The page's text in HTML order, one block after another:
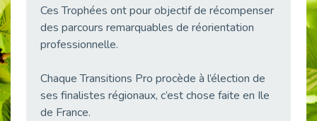
« Confiance en soi et acceptation du handicap » : un levier puissant vers l’emploi
Publié le 22/05/2026
L’alternance : un levier stratégique pour recruter et inclure durablement
Publié le 18/05/2026
Ces Trophées ont pour objectif de récompenser
des parcours remarquables de réorientation
professionnelle.
Chaque Transitions Pro procède à l’élection de
ses finalistes régionaux, c’est chose faite en Ile
de France.